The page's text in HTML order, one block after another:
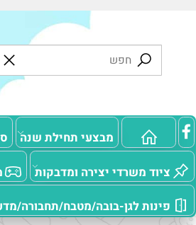
מבצעי תחילת שנה סוף
משרדי יצירה ומדבקות
לגן-בובה/מטבח/תחבורה/מדע/